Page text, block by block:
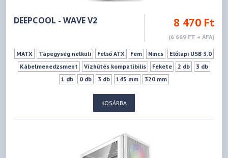
DEEPCOOL - WAVE V2 8 470 Ft
(6 669 FT + ÁFA)
MATX Tápegység nélküli Felső ATX Fém Nincs
Előlapi USB 3.0
Kábelmenedzsment
Vízhűtés kompatibilis Fekete 2 db
3 db
1 db
0 db 3 db 145 mm 320 mm
KOSÁRBA